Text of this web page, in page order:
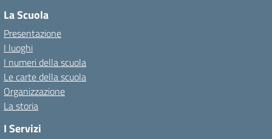
La Scuola
Presentazione
I luoghi
I numeri della scuola
Le carte della scuola
Organizzazione
La storia
I Servizi